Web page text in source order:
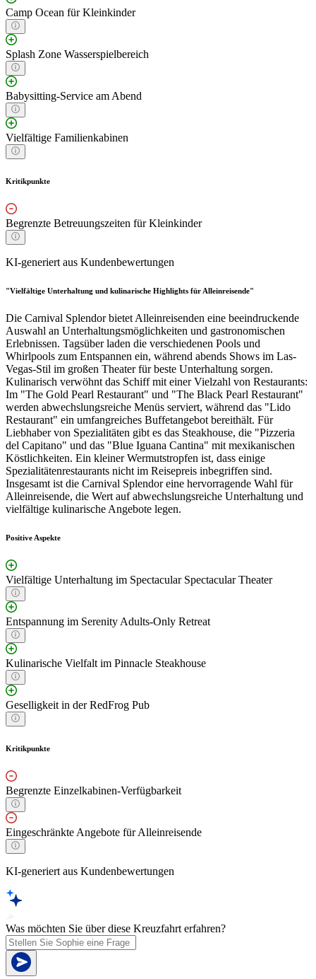
Camp Ocean für Kleinkinder
Splash Zone Wasserspielbereich
Babysitting-Service am Abend
Vielfältige Familienkabinen
Kritikpunkte
Begrenzte Betreuungszeiten für Kleinkinder
KI-generiert aus Kundenbewertungen
"Vielfältige Unterhaltung und kulinarische Highlights für Alleinreisende"
Die Carnival Splendor bietet Alleinreisenden eine beeindruckende
Auswahl an Unterhaltungsmöglichkeiten und gastronomischen
Erlebnissen. Tagsüber laden die verschiedenen Pools und
Whirlpools zum Entspannen ein, während abends Shows im Las-
Vegas-Stil im großen Theater für beste Unterhaltung sorgen.
Kulinarisch verwöhnt das Schiff mit einer Vielzahl von Restaurants:
Im "The Gold Pearl Restaurant" und "The Black Pearl Restaurant"
werden abwechslungsreiche Menüs serviert, während das "Lido
Restaurant" ein umfangreiches Buffetangebot bereithält. Für
Liebhaber von Spezialitäten gibt es das Steakhouse, die "Pizzeria
del Capitano" und das "Blue Iguana Cantina" mit mexikanischen
Köstlichkeiten. Ein kleiner Wermutstropfen ist, dass einige
Spezialitätenrestaurants nicht im Reisepreis inbegriffen sind.
Insgesamt ist die Carnival Splendor eine hervorragende Wahl für
Alleinreisende, die Wert auf abwechslungsreiche Unterhaltung und
vielfältige kulinarische Angebote legen.
Positive Aspekte
Vielfältige Unterhaltung im Spectacular Spectacular Theater
Entspannung im Serenity Adults-Only Retreat
Kulinarische Vielfalt im Pinnacle Steakhouse
Geselligkeit in der RedFrog Pub
Kritikpunkte
Begrenzte Einzelkabinen-Verfügbarkeit
Eingeschränkte Angebote für Alleinreisende
KI-generiert aus Kundenbewertungen
Was möchten Sie über diese Kreuzfahrt erfahren?